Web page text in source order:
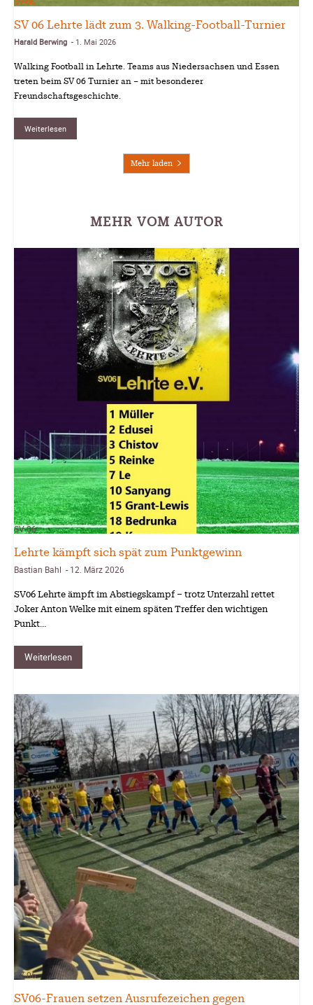
SV 06 Lehrte lädt zum 3. Walking-Football-Turnier
Harald Berwing - 1. Mai 2026
Walking Football in Lehrte. Teams aus Niedersachsen und Essen
treten beim SV 06 Turnier an – mit besonderer
Freundschaftsgeschichte.
Weiterlesen
Mehr laden
MEHR VOM AUTOR
SV-06
Lehrte kämpft sich spät zum Punktgewinn
Bastian Bahl - 12. März 2026
SV06 Lehrte ämpft im Abstiegskampf – trotz Unterzahl rettet
Joker Anton Welke mit einem späten Treffer den wichtigen
Punkt…
Weiterlesen
SV-06
SV06-Frauen setzen Ausrufezeichen gegen